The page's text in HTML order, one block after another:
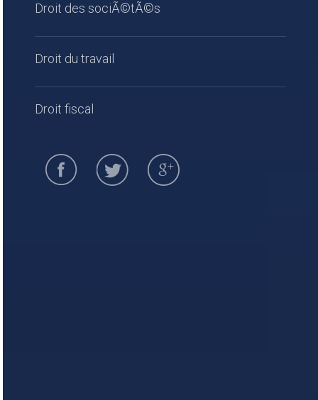
Droit des sociÃ©tÃ©s
Droit du travail
Droit fiscal